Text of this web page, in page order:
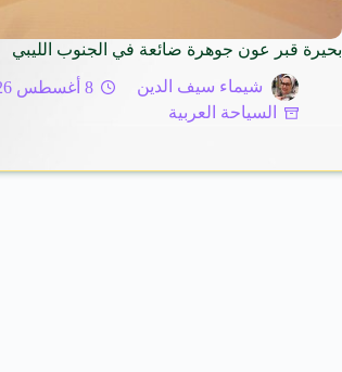
بحيرة قبر عون جوهرة ضائعة في الجنوب الليبي
شيماء سيف الدين
8 أغسطس 2026
السياحة العربية